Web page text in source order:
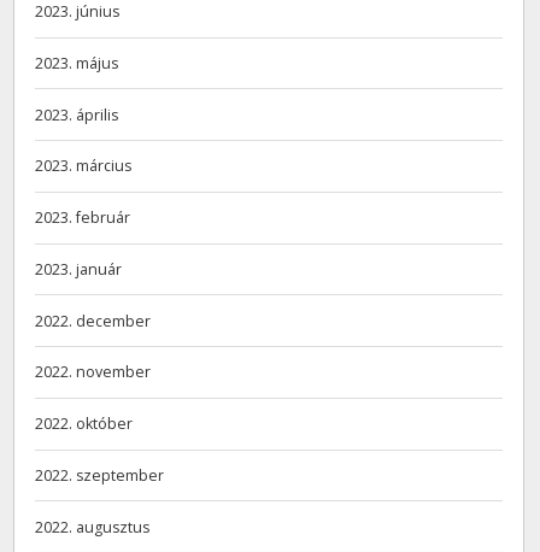
2023. június
2023. május
2023. április
2023. március
2023. február
2023. január
2022. december
2022. november
2022. október
2022. szeptember
2022. augusztus